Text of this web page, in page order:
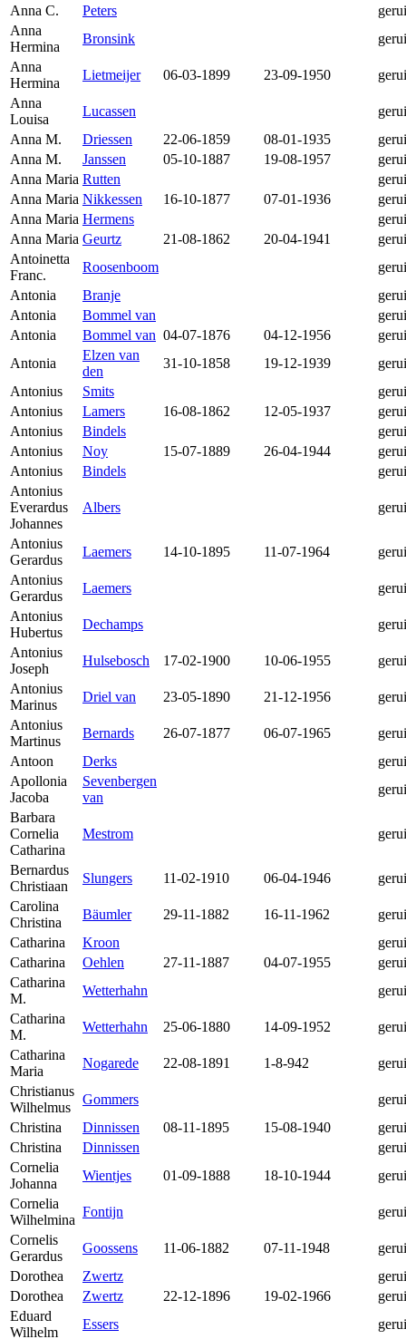
Anna C.
Peters
Anna
Hermina
Bronsink
Anna
Hermina
Lietmeijer 06-03-1899 23-09-1950
Anna
Louisa
Lucassen
Anna M.
Driessen 22-06-1859 08-01-1935
Anna M.
Janssen 05-10-1887 19-08-1957
Anna Maria Rutten
Anna Maria Nikkessen 16-10-1877 07-01-1936
Anna Maria Hermens
Anna Maria Geurtz 21-08-1862 20-04-1941
Antoinetta
Franc.
Roosenboom
Antonia
Branje
Antonia
Bommel van
Antonia
Bommel van 04-07-1876 04-12-1956
Antonia
Elzen van
den
31-10-1858 19-12-1939
Antonius
Smits
Antonius
Lamers 16-08-1862 12-05-1937
Antonius
Bindels
Antonius
Noy 15-07-1889 26-04-1944
Antonius
Bindels
Antonius
Everardus
Johannes
Albers
Antonius
Gerardus
Laemers 14-10-1895 11-07-1964
Antonius
Gerardus
Laemers
Antonius
Hubertus
Dechamps
Antonius
Joseph
Hulsebosch 17-02-1900 10-06-1955
Antonius
Marinus
Driel van 23-05-1890 21-12-1956
Antonius
Martinus
Bernards 26-07-1877 06-07-1965
Antoon
Derks
Apollonia
Jacoba
Sevenbergen
van
Barbara
Cornelia
Catharina
Mestrom
Bernardus
Christiaan
Slungers 11-02-1910 06-04-1946
Carolina
Christina
Bäumler 29-11-1882 16-11-1962
Catharina
Kroon
Catharina
Oehlen 27-11-1887 04-07-1955
Catharina
M.
Wetterhahn
Catharina
M.
Wetterhahn 25-06-1880 14-09-1952
Catharina
Maria
Nogarede 22-08-1891 1-8-942
Christianus
Wilhelmus
Gommers
Christina
Dinnissen 08-11-1895 15-08-1940
Christina
Dinnissen
Cornelia
Johanna
Wientjes 01-09-1888 18-10-1944
Cornelia
Wilhelmina
Fontijn
Cornelis
Gerardus
Goossens 11-06-1882 07-11-1948
Dorothea
Zwertz
Dorothea
Zwertz 22-12-1896 19-02-1966
Eduard
Wilhelm
Essers